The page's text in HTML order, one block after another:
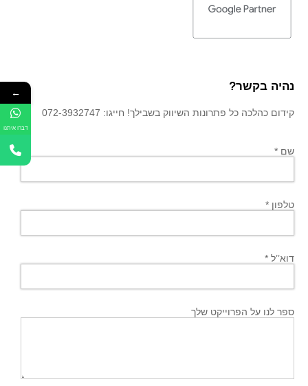
נהיה בקשר?
קידום כהלכה כל פתרונות השיווק בשבילך! חייגו: 072-3932747
שם *
טלפון *
דוא’’ל *
ספר לנו על הפרוייקט שלך
←
דברו איתנו